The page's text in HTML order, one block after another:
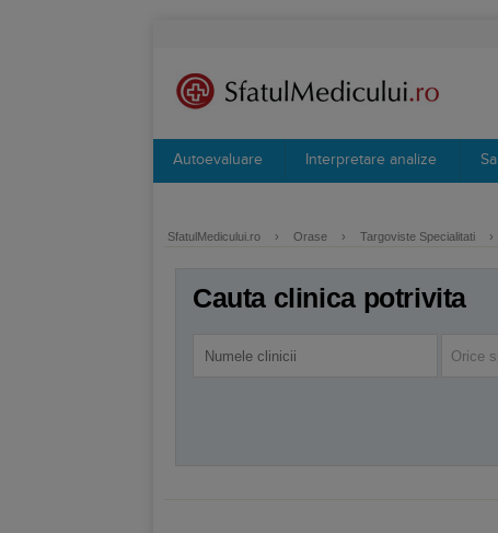
Autoevaluare Interpretare analize
SfatulMedicului.ro › Orase › Targoviste Specialitati ›
Cauta clinica potrivita
Orice